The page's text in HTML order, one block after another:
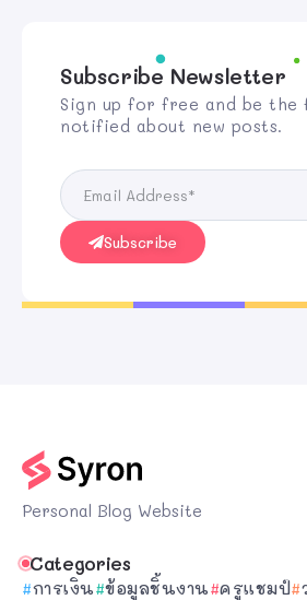
Subscribe Newsletter
Sign up for free and be
notified about new posts.
Subscribe
Personal Blog Website
Categories
การเงิน ข้อมูลชิ้นงาน ครูแชมป์